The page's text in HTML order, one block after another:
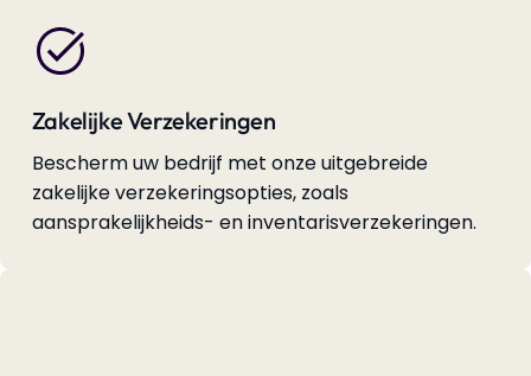
Zakelijke Verzekeringen
Bescherm uw bedrijf met onze uitgebreide
zakelijke verzekeringsopties, zoals
aansprakelijkheids- en inventarisverzekeringen.